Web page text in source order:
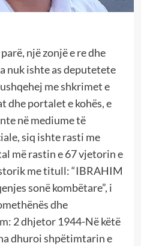
një zonjë e re dhe
nuk ishte as deputetete
me shkrimet e
dhe portalet e kohës, e
në mediume të
siq ishte rasti me
më rastin e 67 vjetorin e
me titull: “IBRAHIM
sonë kombëtare”, i
dhe
2 dhjetor 1944-Në këtë
dhuroi shpëtimtarin e